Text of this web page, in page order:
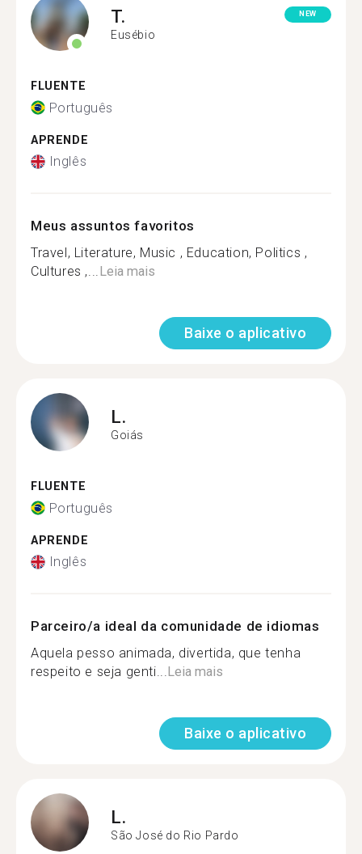
T.
Eusébio
NEW
FLUENTE
Português
APRENDE
Inglês
Meus assuntos favoritos
Travel, Literature, Music , Education, Politics ,
Cultures ,...Leia mais
Baixe o aplicativo
L.
Goiás
FLUENTE
Português
APRENDE
Inglês
Parceiro/a ideal da comunidade de idiomas
Aquela pesso animada, divertida, que tenha
respeito e seja genti...Leia mais
Baixe o aplicativo
L.
São José do Rio Pardo